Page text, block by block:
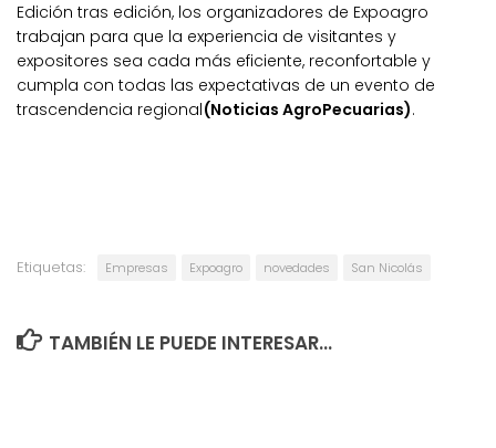
Edición tras edición, los organizadores de Expoagro
trabajan para que la experiencia de visitantes y
expositores sea cada más eficiente, reconfortable y
cumpla con todas las expectativas de un evento de
trascendencia regional(Noticias AgroPecuarias).
Etiquetas: Empresas Expoagro novedades San Nicolás
TAMBIÉN LE PUEDE INTERESAR...